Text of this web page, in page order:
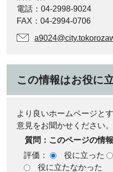
電話：04-2998-9024
FAX：04-2994-0706
この情報はお役に
より良いホームページと
意見をお聞かせください。
質問：このページの情
評価：
役に立った
役に立たなかった